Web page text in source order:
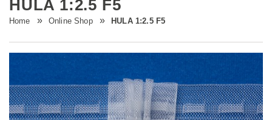
HIGHLIGHTS
Neue Innovationen
Wave System L'ONDA
Unternehmen
Firmenrundgang
ANLEITUNGEN/TIPPS & TRICKS
Nähanleitung
STELLENANGEBOTE
HULA 1:2.5 F5
Home Online Shop HULA 1:2.5 F5